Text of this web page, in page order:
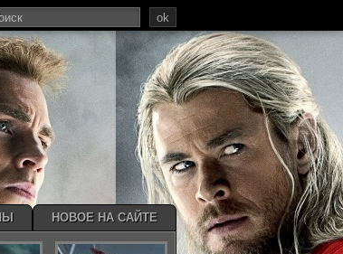
ok
НОВОЕ НА САЙТЕ